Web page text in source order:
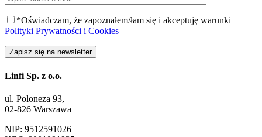
*Oświadczam, że zapoznałem/łam się i akceptuję warunki
Polityki Prywatności i Cookies
Linfi Sp. z o.o.
ul. Poloneza 93,
02-826 Warszawa
NIP: 9512591026